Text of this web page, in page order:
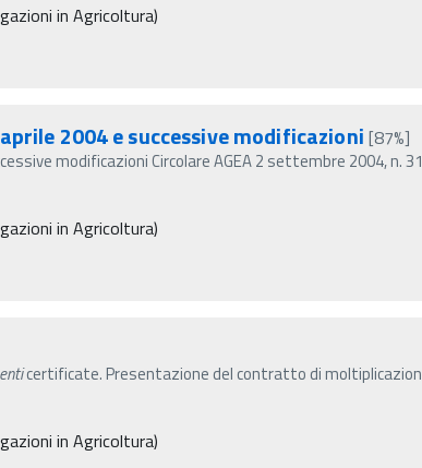
in Agricoltura)
2004 e successive modificazioni [87%]
modificazioni Circolare AGEA 2 settembre 2004, n.
in Agricoltura)
certificate. Presentazione del contratto di
in Agricoltura)